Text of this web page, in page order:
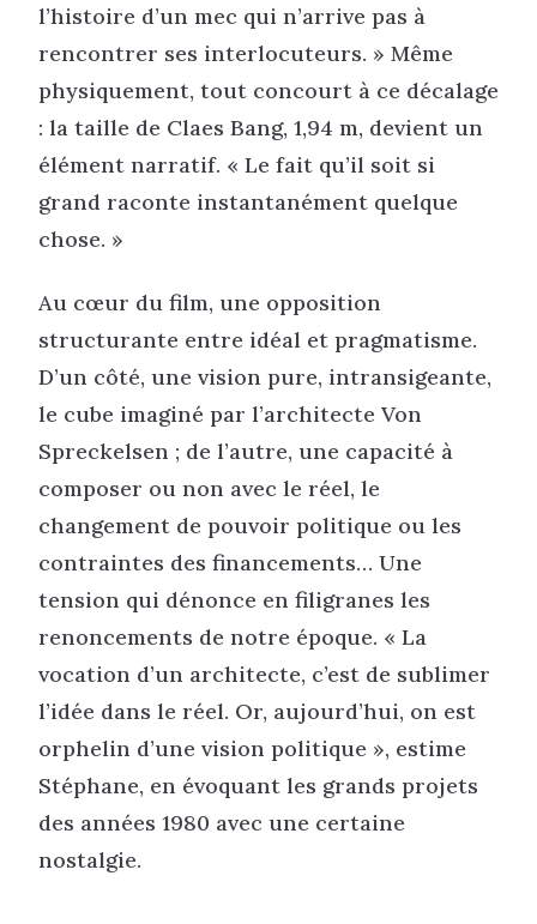
l’histoire d’un mec qui n’arrive pas à
rencontrer ses interlocuteurs. » Même
physiquement, tout concourt à ce décalage
: la taille de Claes Bang, 1,94 m, devient un
élément narratif. « Le fait qu’il soit si
grand raconte instantanément quelque
chose. »
Au cœur du film, une opposition
structurante entre idéal et pragmatisme.
D’un côté, une vision pure, intransigeante,
le cube imaginé par l’architecte Von
Spreckelsen ; de l’autre, une capacité à
composer ou non avec le réel, le
changement de pouvoir politique ou les
contraintes des financements… Une
tension qui dénonce en filigranes les
renoncements de notre époque. « La
vocation d’un architecte, c’est de sublimer
l’idée dans le réel. Or, aujourd’hui, on est
orphelin d’une vision politique », estime
Stéphane, en évoquant les grands projets
des années 1980 avec une certaine
nostalgie.